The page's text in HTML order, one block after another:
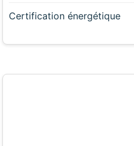
Certification énergétique